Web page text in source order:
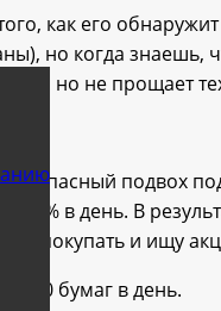
как его
но когда знаешь,
но не прощает
опасный подвох
20% в день. В
их покупать и ищу
000 бумаг в день.